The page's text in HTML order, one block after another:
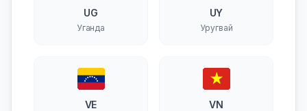
UG
Уганда
UY
Уругвай
VE VN